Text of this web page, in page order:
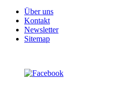
Über uns
Kontakt
Newsletter
Sitemap